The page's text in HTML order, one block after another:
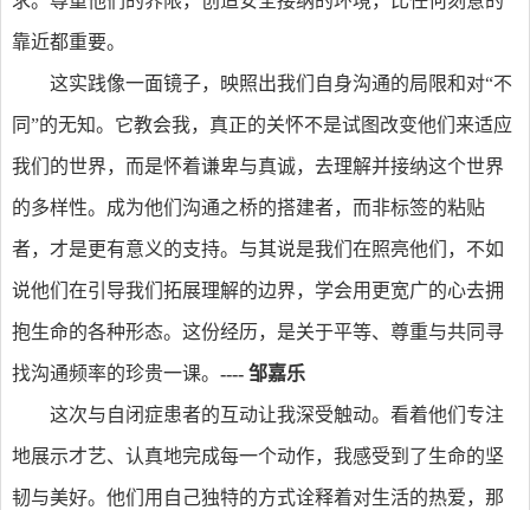
靠近都重要。
这实践像一面镜子，映照出我们自身沟通的局限和对“不
同”的无知。它教会我，真正的关怀不是试图改变他们来适应
我们的世界，而是怀着谦卑与真诚，去理解并接纳这个世界
的多样性。成为他们沟通之桥的搭建者，而非标签的粘贴
者，才是更有意义的支持。与其说是我们在照亮他们，不如
说他们在引导我们拓展理解的边界，学会用更宽广的心去拥
抱生命的各种形态。这份经历，是关于平等、尊重与共同寻
找沟通频率的珍贵一课。---- 邹嘉乐
这次与自闭症患者的互动让我深受触动。看着他们专注
地展示才艺、认真地完成每一个动作，我感受到了生命的坚
韧与美好。他们用自己独特的方式诠释着对生活的热爱，那